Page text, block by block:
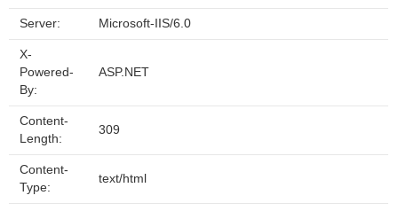
Server: Microsoft-IIS/6.0
X-
Powered-
By:
ASP.NET
Content-
Length:
309
Content-
Type:
text/html